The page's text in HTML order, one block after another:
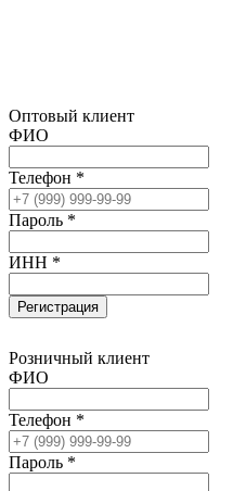
Оптовый клиент
ФИО
Телефон *
Пароль *
ИНН *
Регистрация
Розничный клиент
ФИО
Телефон *
Пароль *